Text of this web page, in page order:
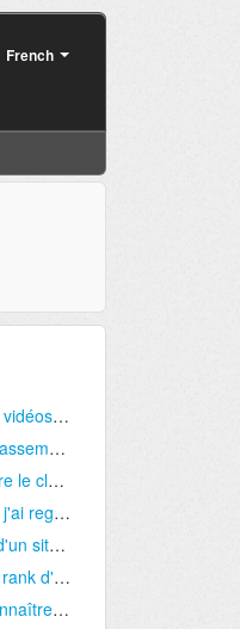
French
Comment suivre le classement de vidéos de YouTube sur RankTracker? Est-ce possible?
Est-ce que RankTracker suit les classements de Yahoo ou Bing?
Pourquoi il y a des différences entre le classement affiché dans le rapport et le classement sur Google?
J'ai eu une erreur de payement et j'ai reglé le problème donc tout devrait être correct maintenant, mais depuis cette erreur RankTracker a arreté de suivre mes projets.
Comment suivre plusieurs pages d'un site sur RankTracker, pas seulement la première page trouvée pour chaque mot-clé?
Comment mettre à jour le suivi de rank d'une URL instantanément? Est-ce possible?
Si j'ai deux sites web et je veux connaître mon classement pour le mot clé "chien" pour les deux sites, je dépense 2 mots-clés ou 1 seul mot-clé?